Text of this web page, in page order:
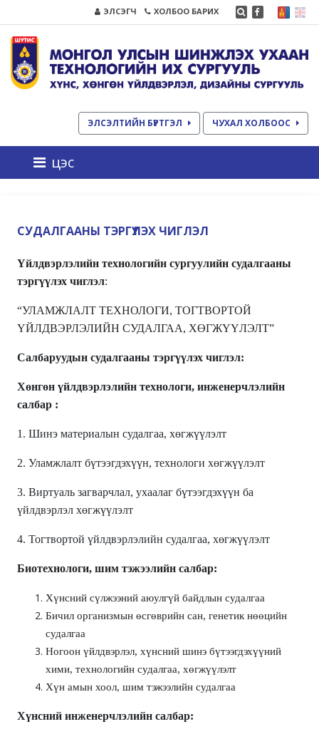
ЭЛСЭГЧ ХОЛБОО БАРИХ
ЭЛСЭЛТИЙН БҮРТГЭЛ ЧУХАЛ ХОЛБООС
цэс
СУДАЛГААНЫ ТЭРГҮҮЛЭХ ЧИГЛЭЛ
Үйлдвэрлэлийн технологийн сургуулийн судалгааны
тэргүүлэх чиглэл:
“УЛАМЖЛАЛТ ТЕХНОЛОГИ, ТОГТВОРТОЙ
ҮЙЛДВЭРЛЭЛИЙН СУДАЛГАА, ХӨГЖҮҮЛЭЛТ”
Салбаруудын судалгааны тэргүүлэх чиглэл:
Хөнгөн үйлдвэрлэлийн технологи, инженерчлэлийн
салбар :
1. Шинэ материалын судалгаа, хөгжүүлэлт
2. Уламжлалт бүтээгдэхүүн, технологи хөгжүүлэлт
3. Виртуаль загварчлал, ухаалаг бүтээгдэхүүн ба
үйлдвэрлэл хөгжүүлэлт
4. Тогтвортой үйлдвэрлэлийн судалгаа, хөгжүүлэлт
Биотехнологи, шим тэжээлийн салбар:
Хүнсний сүлжээний аюулгүй байдлын судалгаа
Бичил организмын өсгөврийн сан, генетик нөөцийн
судалгаа
Ногоон үйлдвэрлэл, хүнсний шинэ бүтээгдэхүүний
хими, технологийн судалгаа, хөгжүүлэлт
Хүн амын хоол, шим тэжээлийн судалгаа
Хүнсний инженерчлэлийн салбар: